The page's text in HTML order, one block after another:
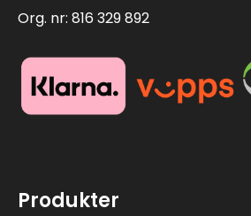
Org. nr: 816 329 892
Produkter